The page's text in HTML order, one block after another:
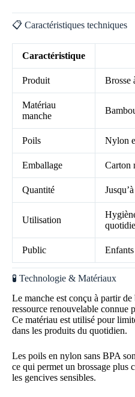
📋 Caractéristiques techniques
Caractéristique
Produit Brosse
Matériau
manche
Poils Nylon
Emballage Carton
Quantité
Utilisation
Public
🧪 Technologie & Matériaux
Le manche est conçu à partir
ressource renouvelable connue
Ce matériau est utilisé pour
dans les produits du quotidien.
Les poils en nylon sans BPA
ce qui permet un brossage plus
les gencives sensibles.